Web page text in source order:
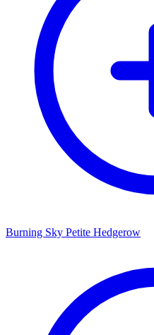
Burning Sky Petite Hedgerow